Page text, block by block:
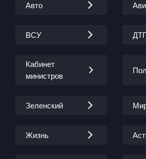
Авто
ВСУ
Кабинет
министров
Зеленский
Жизнь